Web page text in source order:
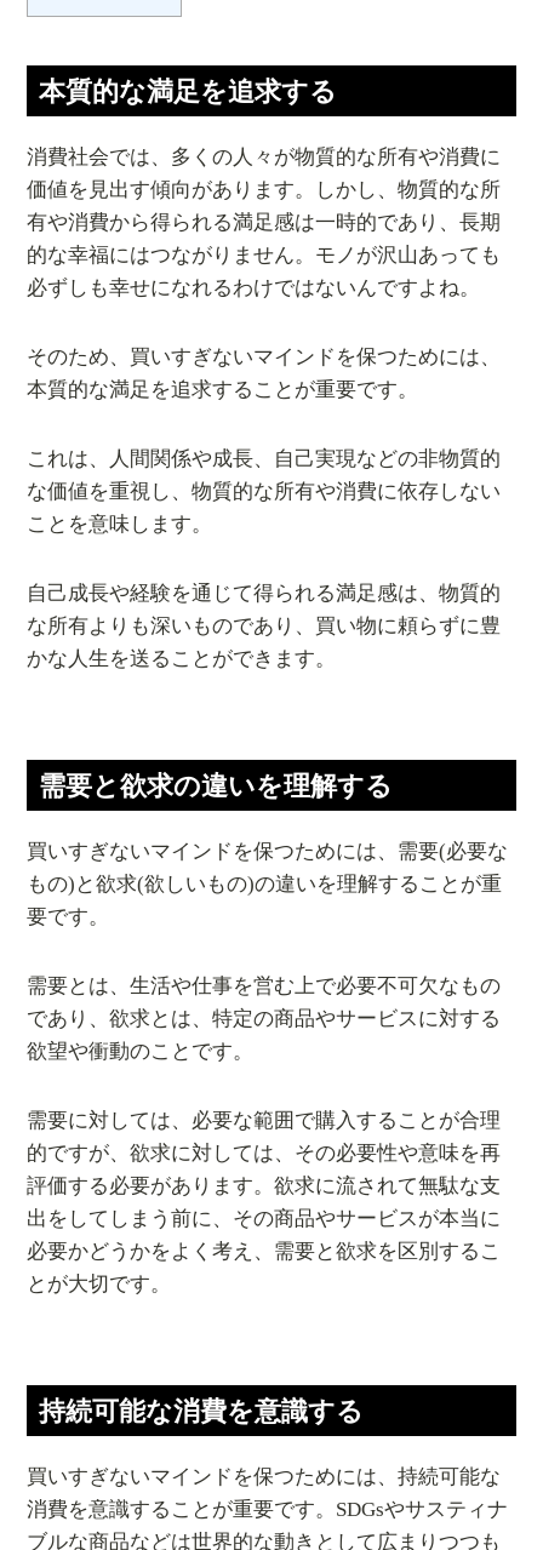
本質的な満足を追求する
消費社会では、多くの人々が物質的な所有や消費に
価値を見出す傾向があります。しかし、物質的な所
有や消費から得られる満足感は一時的であり、長期
的な幸福にはつながりません。モノが沢山あっても
必ずしも幸せになれるわけではないんですよね。
そのため、買いすぎないマインドを保つためには、
本質的な満足を追求することが重要です。
これは、人間関係や成長、自己実現などの非物質的
な価値を重視し、物質的な所有や消費に依存しない
ことを意味します。
自己成長や経験を通じて得られる満足感は、物質的
な所有よりも深いものであり、買い物に頼らずに豊
かな人生を送ることができます。
需要と欲求の違いを理解する
買いすぎないマインドを保つためには、需要(必要な
もの)と欲求(欲しいもの)の違いを理解することが重
要です。
需要とは、生活や仕事を営む上で必要不可欠なもの
であり、欲求とは、特定の商品やサービスに対する
欲望や衝動のことです。
需要に対しては、必要な範囲で購入することが合理
的ですが、欲求に対しては、その必要性や意味を再
評価する必要があります。欲求に流されて無駄な支
出をしてしまう前に、その商品やサービスが本当に
必要かどうかをよく考え、需要と欲求を区別するこ
とが大切です。
持続可能な消費を意識する
買いすぎないマインドを保つためには、持続可能な
消費を意識することが重要です。SDGsやサスティナ
ブルな商品などは世界的な動きとして広まりつつも